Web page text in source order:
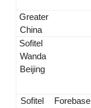
Greater
China
Sofitel
Wanda
Beijing
Sofitel Forebase